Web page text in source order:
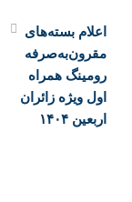
بسته‌های
همراه
ویژه زائران
۱۴۰۴
مرداد ۶, ۱۴۰۴